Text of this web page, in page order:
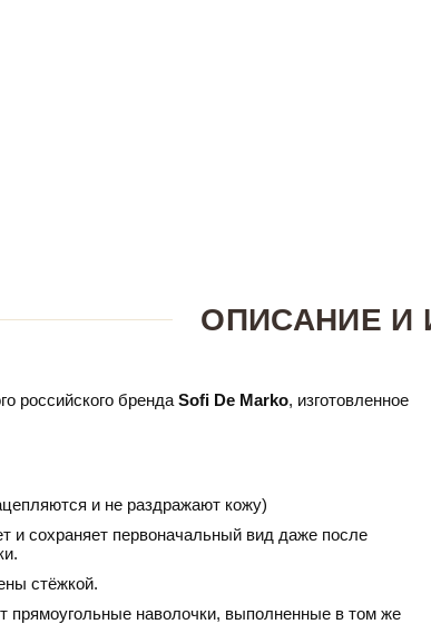
ОПИСАНИЕ И
российского бренда Sofi De Marko, изготовленное
и не раздражают кожу)
и сохраняет первоначальный вид даже после
стёжкой.
прямоугольные наволочки, выполненные в том же